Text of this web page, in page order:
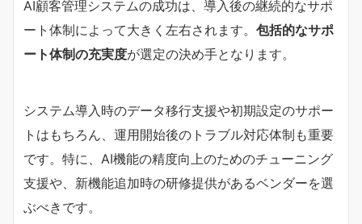
AI顧客管理システムの成功は、導入後の継続的なサポ
ート体制によって大きく左右されます。 包括的なサポ
ート体制の充実度が選定の決め手となります。
システム導入時のデータ移行支援や初期設定のサポー
トはもちろん、運用開始後のトラブル対応体制も重要
です。特に、AI機能の精度向上のためのチューニング
支援や、新機能追加時の研修提供があるベンダーを選
ぶべきです。